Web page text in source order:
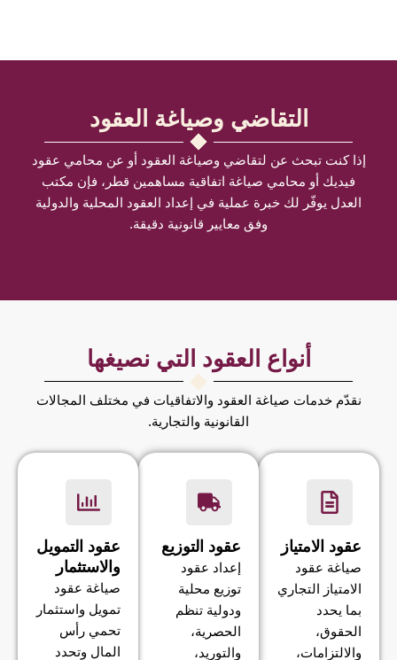
التقاضي وصياغة العقود
إذا كنت تبحث عن لتقاضي وصياغة العقود أو عن محامي عقود
فيديك أو محامي صياغة اتفاقية مساهمين قطر، فإن مكتب
العدل يوفّر لك خبرة عملية في إعداد العقود المحلية والدولية
وفق معايير قانونية دقيقة.
أنواع العقود التي نصيغها
نقدّم خدمات صياغة العقود والاتفاقيات في مختلف المجالات
القانونية والتجارية.
عقود الامتياز
صياغة عقود
الامتياز التجاري
بما يحدد
الحقوق،
والالتزامات،
عقود التوزيع
إعداد عقود
توزيع محلية
ودولية تنظم
الحصرية،
والتوريد،
عقود التمويل
والاستثمار
صياغة عقود
تمويل واستثمار
تحمي رأس
المال وتحدد